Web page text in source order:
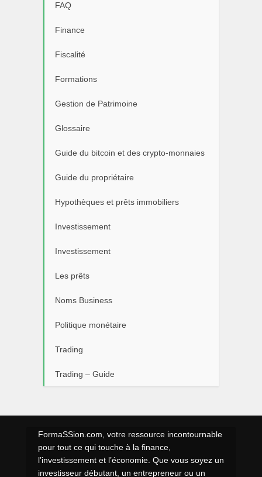
FAQ
Finance
Fiscalité
Formations
Gestion de Patrimoine
Glossaire
Guide du bitcoin et des crypto-monnaies
Guide du propriétaire
Hypothèques et prêts immobiliers
Investissement
Investissement
Les prêts
Noms Business
Politique monétaire
Trading
Trading – Guide
FormaSSion.com, votre ressource incontournable
pour tout ce qui touche à la finance,
l’investissement et l’économie. Que vous soyez un
investisseur débutant, un entrepreneur ou un